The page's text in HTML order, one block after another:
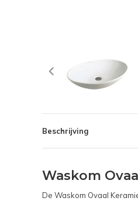
Beschrijving
Waskom
De Waskom Ovaal